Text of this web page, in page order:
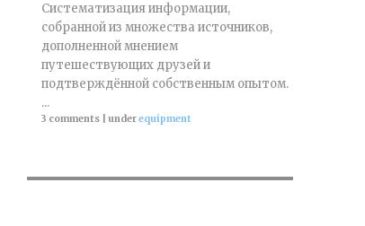
Систематизация информации,
собранной из множества источников,
дополненной мнением
путешествующих друзей и
подтверждённой собственным опытом.
...
3 comments |underequipment